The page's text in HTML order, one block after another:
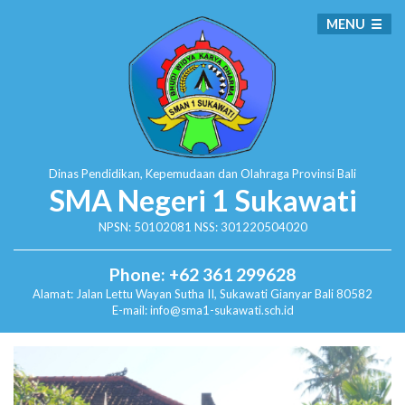
Dinas Pendidikan, Kepemudaan dan Olahraga Provinsi Bali
SMA Negeri 1 Sukawati
NPSN: 50102081 NSS: 301220504020
Phone: +62 361 299628
Alamat: Jalan Lettu Wayan Sutha II, SukawatiGianyar Bali 80582
E-mail: info@sma1-sukawati.sch.id
MENU